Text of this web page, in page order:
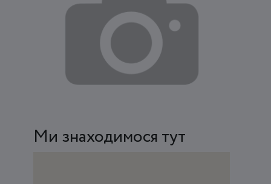
Ми знаходимося тут